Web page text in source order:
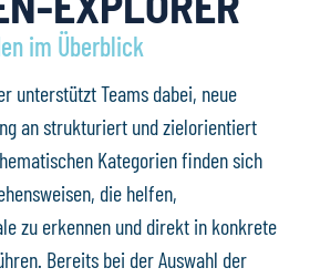
im Überblick
unterstützt Teams dabei, neue
an strukturiert und zielorientiert
Kategorien finden sich
die helfen,
zu erkennen und direkt in konkrete
Bereits bei der Auswahl der